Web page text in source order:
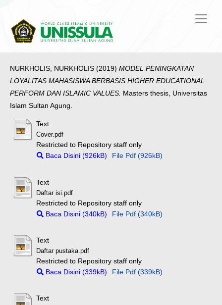
NURKHOLIS, NURKHOLIS (2019) MODEL PENINGKATAN
LOYALITAS MAHASISWA BERBASIS HIGHER EDUCATIONAL
PERFORM DAN ISLAMIC VALUES. Masters thesis, Universitas
Islam Sultan Agung.
Text
Cover.pdf
Restricted to Repository staff only
Baca Disini (926kB)
File Pdf (926kB)
Text
Daftar isi.pdf
Restricted to Repository staff only
Baca Disini (340kB)
File Pdf (340kB)
Text
Daftar pustaka.pdf
Restricted to Repository staff only
Baca Disini (339kB)
File Pdf (339kB)
Text